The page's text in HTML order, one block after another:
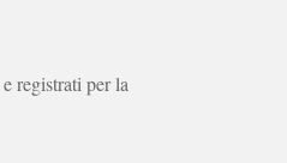
e registrati per la